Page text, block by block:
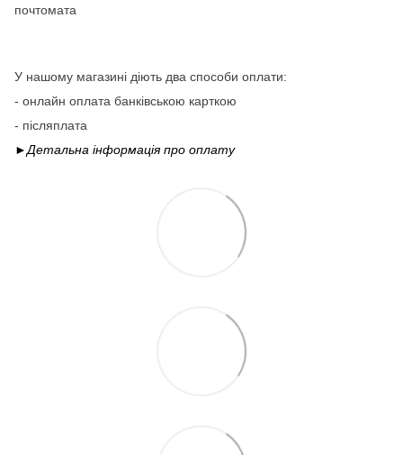
почтомата
У нашому магазині діють два способи оплати:
- онлайн оплата банківською карткою
- післяплата
►Детальна інформація про оплату